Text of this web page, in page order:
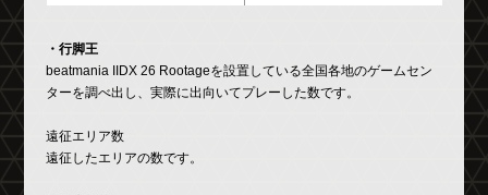
・行脚王
beatmania IIDX 26 Rootageを設置している全国各地のゲームセン
ターを調べ出し、実際に出向いてプレーした数です。
遠征エリア数
遠征したエリアの数です。